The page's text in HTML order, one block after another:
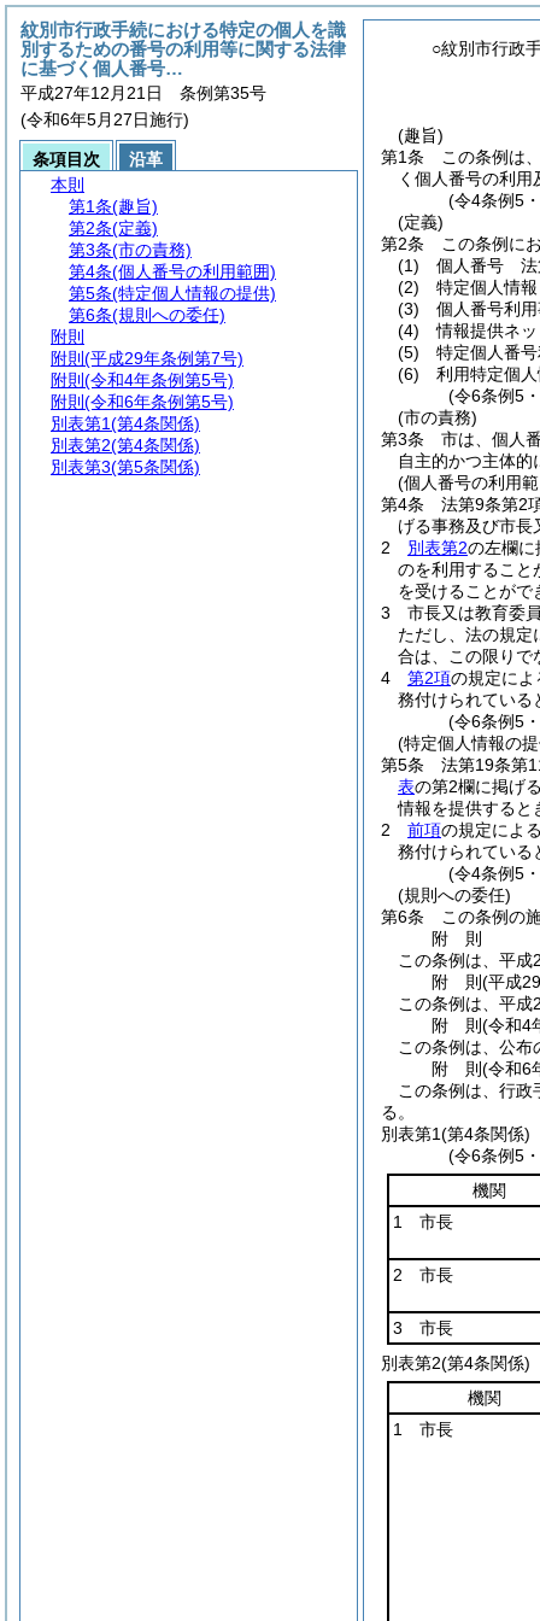
○紋別市行政
(趣旨)
第1条
この条例は
く個人番号の利
(令4条例5
(定義)
第2条
この条例に
(1)
個人番号 法
(2)
特定個人情
(3)
個人番号利
(4)
情報提供ネ
(5)
特定個人番
(6)
利用特定個
(令6条例5
(市の責務)
第3条
市は、個人
自主的かつ主体
(個人番号の利用
第4条
法第9条第2
げる事務及び市長
2
別表第2の左欄に
のを利用すること
を受けることがで
3
市長又は教育委
ただし、法の規定
合は、この限りで
4
第2項の規定によ
務付けられている
(令6条例5
(特定個人情報の
第5条
法第19条第
表の第2欄に掲げ
情報を提供すると
2
前項の規定によ
務付けられている
(令4条例5
(規則への委任)
第6条
この条例の
附 則
この条例は、平
附 則(平成
この条例は、平
附 則(令和4
この条例は、公
附 則(令和6
この条例は、行
る。
別表第1(第4条関係)
(令6条例5
機関
1 市長
2 市長
3 市長
別表第2(第4条関係)
機関
1 市長
紋別市行政手続における特定の個人を識
別するための番号の利用等に関する法律
に基づく個人番号…
平成27年12月21日 条例第35号
(令和6年5月27日施行)
条項目次
沿革
本則
第1条(趣旨)
第2条(定義)
第3条(市の責務)
第4条(個人番号の利用範囲)
第5条(特定個人情報の提供)
第6条(規則への委任)
附則
附則 (平成29年条例第7号)
附則 (令和4年条例第5号)
附則 (令和6年条例第5号)
別表第1(第4条関係)
別表第2(第4条関係)
別表第3(第5条関係)